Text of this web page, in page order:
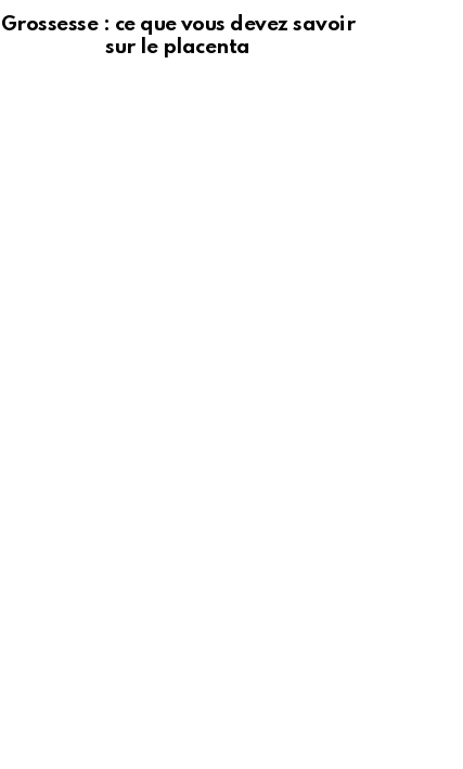
Grossesse : ce que vous devez savoir
sur le placenta